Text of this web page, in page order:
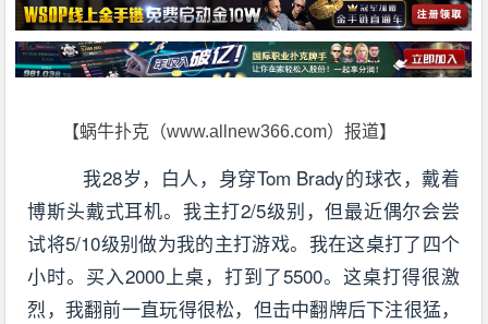
【蜗牛扑克（www.allnew366.com）报道】
我28岁，白人，身穿Tom Brady的球衣，戴着
博斯头戴式耳机。我主打2/5级别，但最近偶尔会尝
试将5/10级别做为我的主打游戏。我在这桌打了四个
小时。买入2000上桌，打到了5500。这桌打得很激
烈，我翻前一直玩得很松，但击中翻牌后下注很猛，